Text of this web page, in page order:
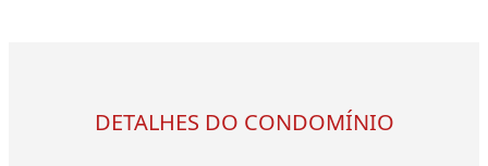
DETALHES DO CONDOMÍNIO